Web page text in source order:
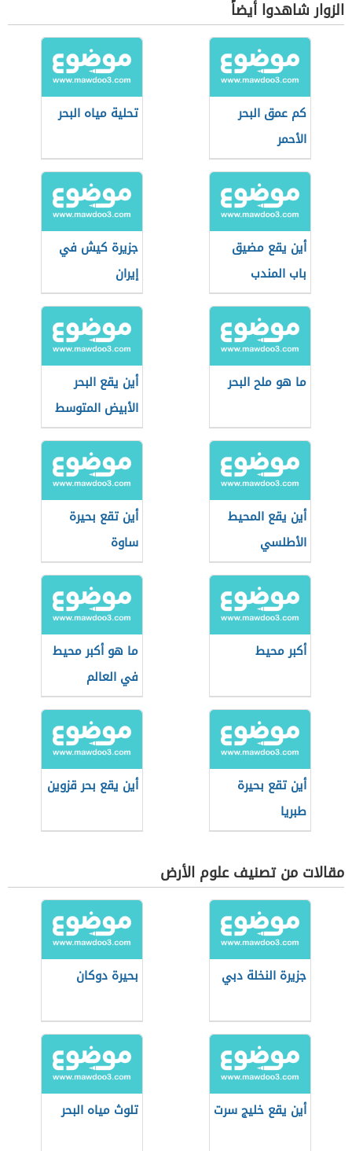
الزوار شاهدوا أيضاً
كم عمق البحر
الأحمر
تحلية مياه البحر
أين يقع مضيق
باب المندب
جزيرة كيش في
إيران
ما هو ملح البحر
أين يقع البحر
الأبيض المتوسط
أين يقع المحيط
الأطلسي
أين تقع بحيرة
ساوة
أكبر محيط
ما هو أكبر محيط
في العالم
أين تقع بحيرة
طبريا
أين يقع بحر قزوين
مقالات من تصنيف علوم الأرض
جزيرة النخلة دبي بحيرة دوكان
أين يقع خليج سرت تلوث مياه البحر